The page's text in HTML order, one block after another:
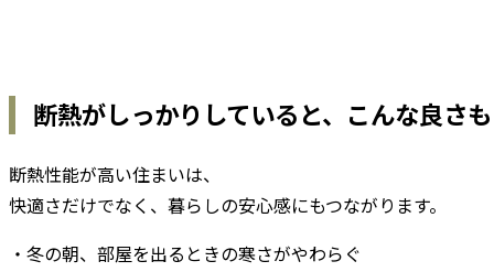
断熱がしっかりしていると、こんな良さも
断熱性能が高い住まいは、
快適さだけでなく、暮らしの安心感にもつながります。
・冬の朝、部屋を出るときの寒さがやわらぐ